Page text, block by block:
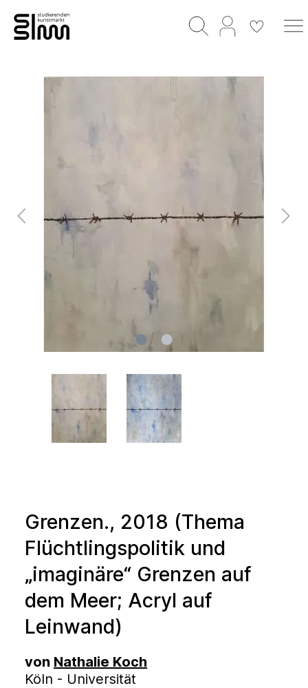
Grenzen., 2018 (Thema
Flüchtlingspolitik und
„imaginäre“ Grenzen auf
dem Meer; Acryl auf
Leinwand)
von Nathalie Koch
Köln - Universität